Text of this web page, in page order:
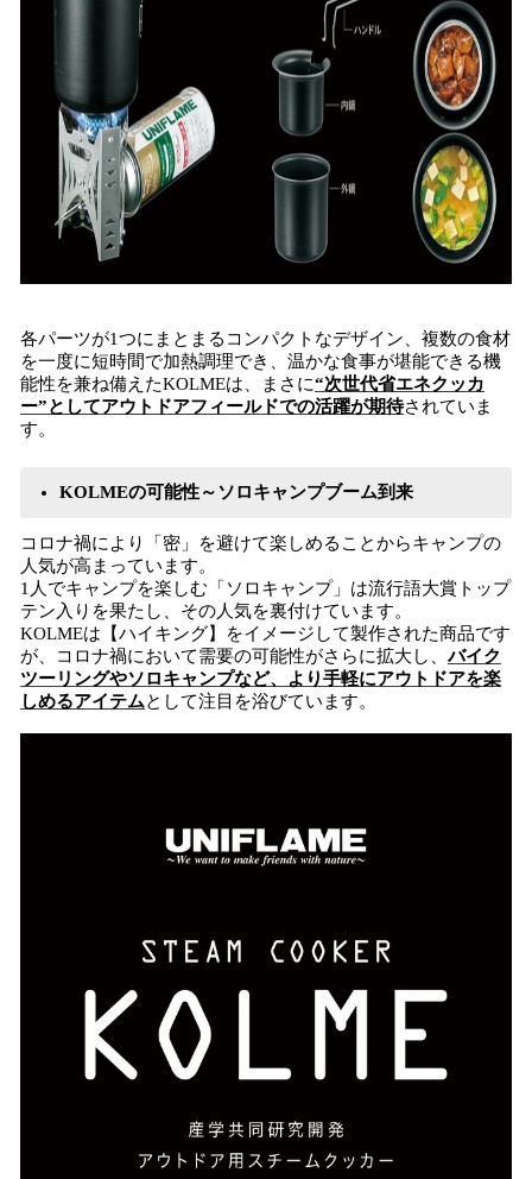
各パーツが1つにまとまるコンパクトなデザイン、複数の食材
を一度に短時間で加熱調理でき、温かな食事が堪能できる機
能性を兼ね備えたKOLMEは、まさに“次世代省エネクッカ
ー”としてアウトドアフィールドでの活躍が期待されていま
す。
KOLMEの可能性～ソロキャンプブーム到来
コロナ禍により「密」を避けて楽しめることからキャンプの
人気が高まっています。
1人でキャンプを楽しむ「ソロキャンプ」は流行語大賞トップ
テン入りを果たし、その人気を裏付けています。
KOLMEは【ハイキング】をイメージして製作された商品です
が、コロナ禍において需要の可能性がさらに拡大し、バイク
ツーリングやソロキャンプなど、より手軽にアウトドアを楽
しめるアイテムとして注目を浴びています。